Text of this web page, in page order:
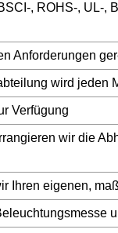
, ROHS-, UL-,
Anforderungen
wird jeden
Verfügung
wir die
Ihren eigenen,